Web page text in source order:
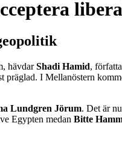
hävdarShadi Hamid,
I Mellanöstern
Lundgren Jörum. Det är
Egypten medan Bitte